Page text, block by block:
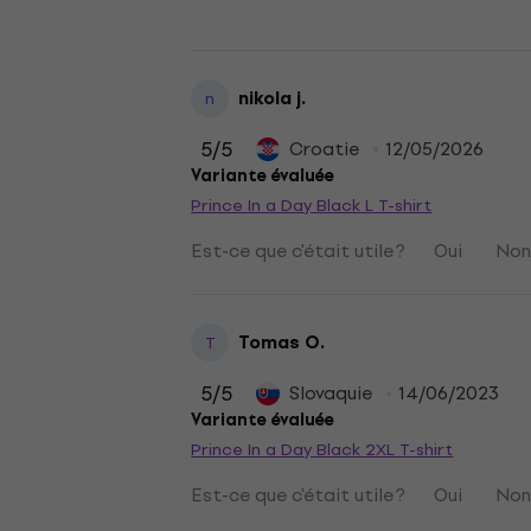
n nikola j.
5/5 Croatie 12/05/2026
Variante évaluée
Prince In a Day Black L T-shirt
Est-ce que c'était utile ? Oui Non
T Tomas O.
5/5 Slovaquie 14/06/2023
Variante évaluée
Prince In a Day Black 2XL T-shirt
Est-ce que c'était utile ? Oui Non